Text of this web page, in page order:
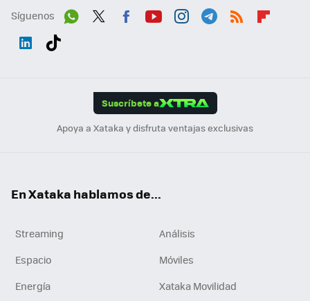
Síguenos
Suscríbete a
Apoya a Xataka y disfruta ventajas exclusivas
En Xataka hablamos de...
Streaming
Análisis
Espacio
Móviles
Energía
Xataka Movilidad